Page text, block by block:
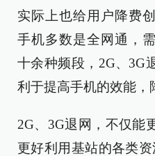
实际上也给用户降费
手机多数是全网通，
十余种频段，2G、3G
利于提高手机的效能，
2G、3G退网，不仅能
更好利用基站的各类